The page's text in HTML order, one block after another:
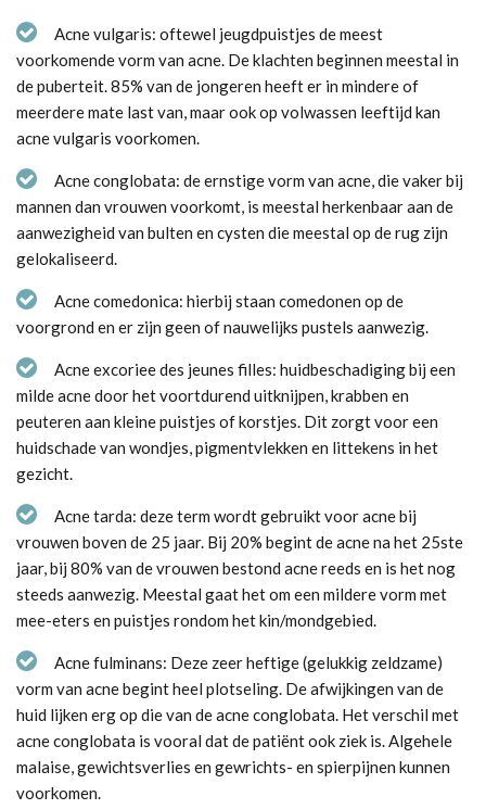
Acne vulgaris: oftewel jeugdpuistjes de meest
voorkomende vorm van acne. De klachten beginnen meestal in
de puberteit. 85% van de jongeren heeft er in mindere of
meerdere mate last van, maar ook op volwassen leeftijd kan
acne vulgaris voorkomen.
Acne conglobata: de ernstige vorm van acne, die vaker bij
mannen dan vrouwen voorkomt, is meestal herkenbaar aan de
aanwezigheid van bulten en cysten die meestal op de rug zijn
gelokaliseerd.
Acne comedonica: hierbij staan comedonen op de
voorgrond en er zijn geen of nauwelijks pustels aanwezig.
Acne excoriee des jeunes filles: huidbeschadiging bij een
milde acne door het voortdurend uitknijpen, krabben en
peuteren aan kleine puistjes of korstjes. Dit zorgt voor een
huidschade van wondjes, pigmentvlekken en littekens in het
gezicht.
Acne tarda: deze term wordt gebruikt voor acne bij
vrouwen boven de 25 jaar. Bij 20% begint de acne na het 25ste
jaar, bij 80% van de vrouwen bestond acne reeds en is het nog
steeds aanwezig. Meestal gaat het om een mildere vorm met
mee-eters en puistjes rondom het kin/mondgebied.
Acne fulminans: Deze zeer heftige (gelukkig zeldzame)
vorm van acne begint heel plotseling. De afwijkingen van de
huid lijken erg op die van de acne conglobata. Het verschil met
acne conglobata is vooral dat de patiënt ook ziek is. Algehele
malaise, gewichtsverlies en gewrichts- en spierpijnen kunnen
voorkomen.